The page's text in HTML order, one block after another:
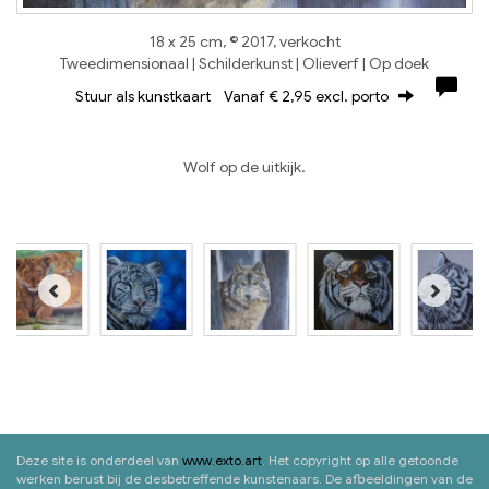
18 x 25 cm, © 2017, verkocht
Tweedimensionaal | Schilderkunst | Olieverf | Op doek
Stuur als kunstkaart Vanaf € 2,95 excl. porto
Wolf op de uitkijk.
Deze site is onderdeel van www.exto.art. Het copyright op alle getoonde
werken berust bij de desbetreffende kunstenaars. De afbeeldingen van de